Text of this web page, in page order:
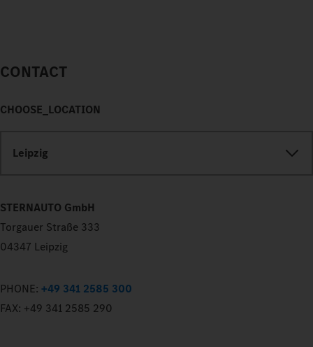
CONTACT
CHOOSE_LOCATION
Leipzig
STERNAUTO GmbH
Torgauer Straße 333
04347 Leipzig
PHONE: +49 341 2585 300
FAX: +49 341 2585 290